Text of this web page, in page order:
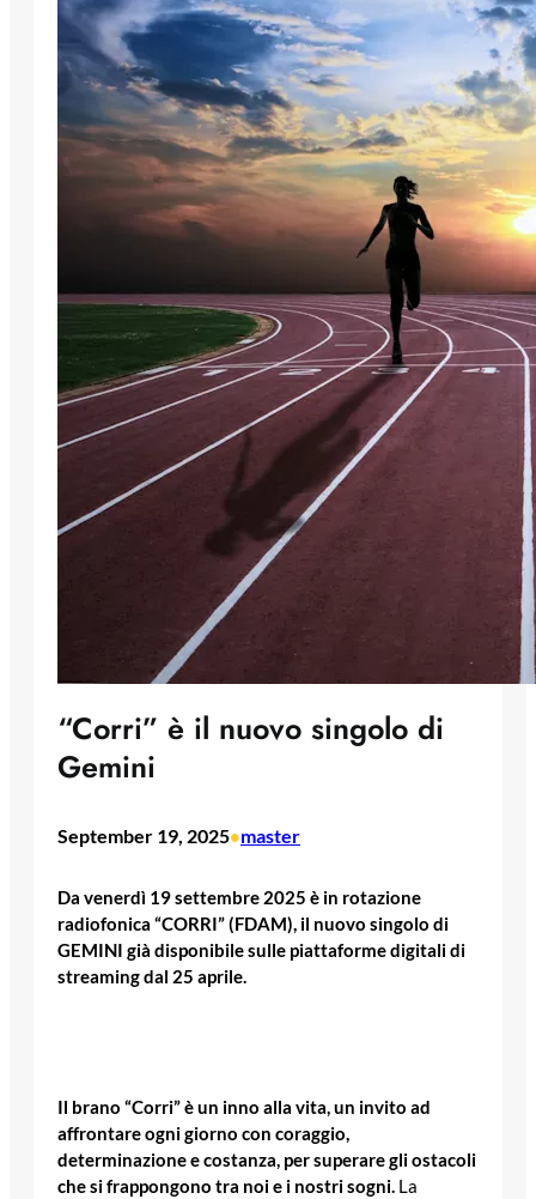
“Corri” è il nuovo singolo di
Gemini
September 19, 2025•master
Da venerdì 19 settembre 2025 è in rotazione
radiofonica “CORRI” (FDAM), il nuovo singolo di
GEMINI già disponibile sulle piattaforme digitali di
streaming dal 25 aprile.
Il brano “Corri” è un inno alla vita, un invito ad
affrontare ogni giorno con coraggio,
determinazione e costanza, per superare gli ostacoli
che si frappongono tra noi e i nostri sogni. La